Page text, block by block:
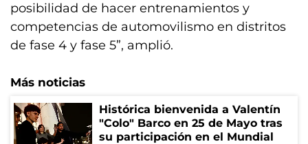
posibilidad de hacer entrenamientos y
competencias de automovilismo en distritos
de fase 4 y fase 5”, amplió.
Más noticias
Histórica bienvenida a Valentín
"Colo" Barco en 25 de Mayo tras
su participación en el Mundial